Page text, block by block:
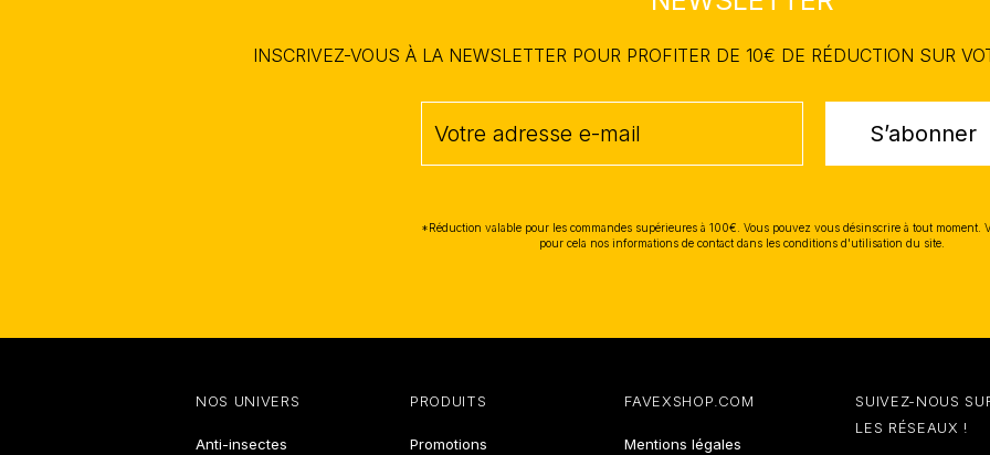
INSCRIVEZ-VOUS À LA NEWSLETTER POUR PROFITER DE 10€ DE RÉDUCTION SUR
S’abonner
*Réduction valable pour les commandes supérieures à 100€. Vous pouvez vous désinscrire à tout moment.
pour cela nos informations de contact dans les conditions d'utilisation du site.
NOS UNIVERS
Anti-insectes
PRODUITS
Promotions
FAVEXSHOP.COM
Mentions légales
SUIVEZ-NOUS
LES RÉSEAUX !